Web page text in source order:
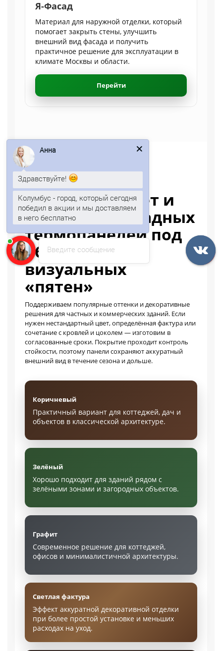
Я-Фасад
Материал для наружной отделки, который
помогает закрыть стены, улучшить
внешний вид фасада и получить
практичное решение для эксплуатации в
климате Москвы и области.
Перейти
АКТУАЛЬНЫЕ ЦВЕТА
Подберите цвет и
покрытие фасадных
термопанелей под
объект без
визуальных
«пятен»
Поддерживаем популярные оттенки и декоративные
решения для частных и коммерческих зданий. Если
нужен нестандартный цвет, определённая фактура или
сочетание с кровлей и цоколем — изготовим в
согласованные сроки. Покрытие проходит контроль
стойкости, поэтому панели сохраняют аккуратный
внешний вид в течение сезона и дольше.
Коричневый
Практичный вариант для коттеджей, дач и
объектов в классической архитектуре.
Зелёный
Хорошо подходит для зданий рядом с
зелёными зонами и загородных объектов.
Графит
Современное решение для коттеджей,
офисов и минималистичной архитектуры.
Светлая фактура
Эффект аккуратной декоративной отделки
при более простой установке и меньших
расходах на уход.
Введите сообщение
Здравствуйте!
Колумбус - город, который сегодня
победил в акции и мы доставляем
в него бесплатно
Напишите мне до 04:12